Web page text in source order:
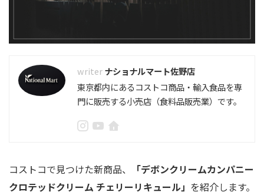
ナショナルマート佐野店
東京都内にあるコストコ商品・輸入食品を専
門に販売する小売店（食料品販売業）です。
コストコで見つけた新商品、
「デボンクリームカンパニー
クロテッドクリーム チェリーリキュール」 を紹介します。